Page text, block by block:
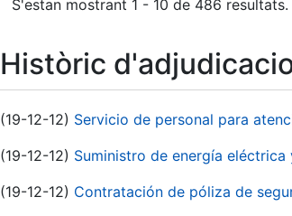
S'estan mostrant 1 - 10 de 486 resultats.
Històric
(19-12-12) Servicio de personal para
(19-12-12) Suministro de energía
(19-12-12) Contratación de póliza de